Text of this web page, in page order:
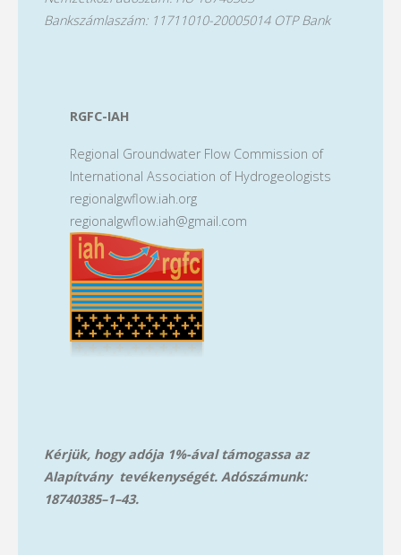
Bankszámlaszám: 11711010-20005014 OTP Bank
RGFC-IAH
Regional Groundwater Flow Commission of
International Association of Hydrogeologists
regionalgwflow.iah.org
regionalgwflow.iah@gmail.com
Kérjük, hogy adója 1%-ával támogassa az
Alapítvány tevékenységét. Adószámunk:
18740385–1–43.